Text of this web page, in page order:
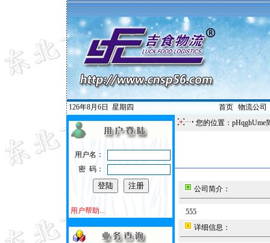
126年8月6日 星期四 首页| 物流公司
用户名：
密 码：
用户帮助...
您的位置：pHqghUme
公司简介：
555
详细信息：